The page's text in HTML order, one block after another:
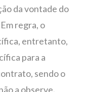
da vontade do
regra, o
entretanto,
para a
sendo o
a observe.